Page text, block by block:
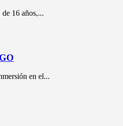
16 años,...
en el...